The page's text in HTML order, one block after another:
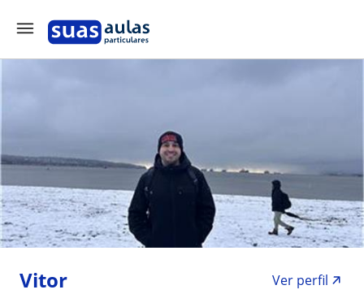
Vitor
Ver perfil